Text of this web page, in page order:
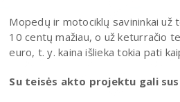
Mopedų ir motociklų savininkai už
10 centų mažiau, o už keturračio
euro, t. y. kaina išlieka tokia pati
Su teisės akto projektu gali